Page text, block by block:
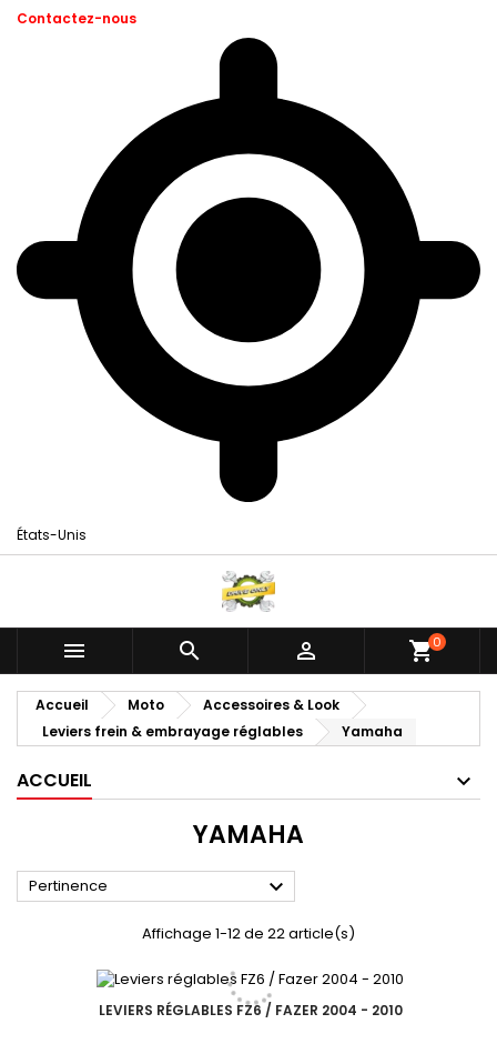
Contactez-nous
États-Unis
   shopping_cart0
Accueil Moto
Accessoires & Look
Leviers frein & embrayage réglables
Yamaha
ACCUEIL
YAMAHA
Pertinence 
Affichage 1-12 de 22 article(s)
LEVIERS RÉGLABLES FZ6 / FAZER 2004 - 2010